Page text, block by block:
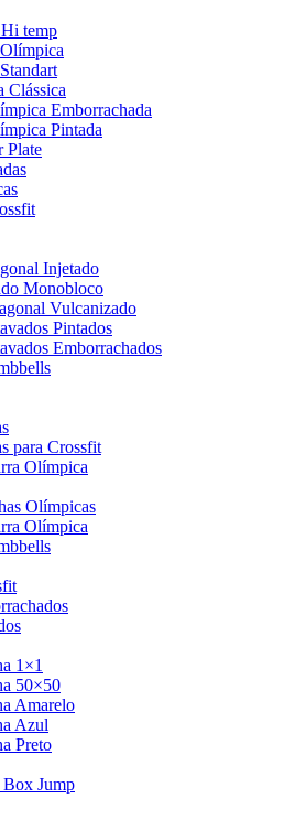
temp
Clássica
Emborrachada
Pintada
Plate
Injetado
Monobloco
Vulcanizado
Pintados
Emborrachados
para Crossfit
Olímpica
Olímpicas
Olímpica
1×1
50×50
Amarelo
Azul
Preto
Box Jump